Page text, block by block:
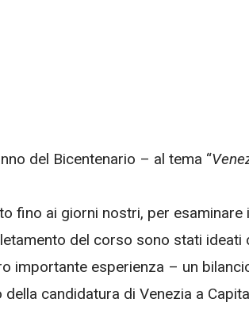
del Bicentenario – al tema “
fino ai giorni nostri, per esaminare
del corso sono stati
importante esperienza – un
candidatura di Venezia a